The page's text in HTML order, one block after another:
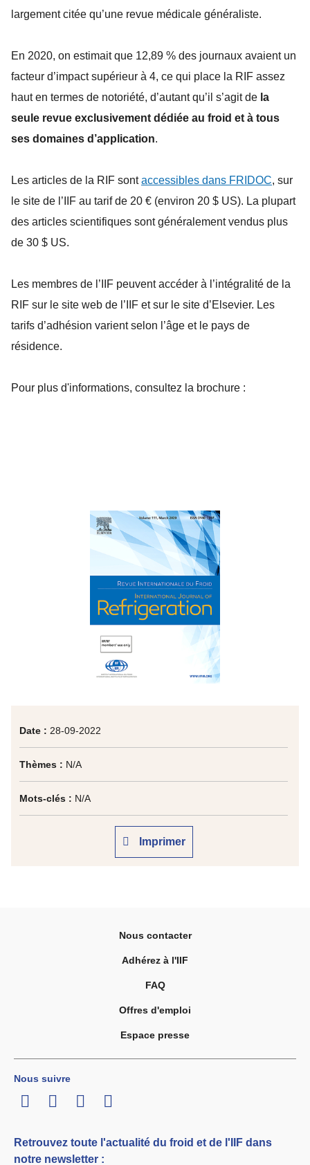
Date : 28-09-2022
Thèmes : N/A
Mots-clés : N/A
Imprimer
largement citée qu’une revue médicale généraliste.
En 2020, on estimait que 12,89 % des journaux avaient un
facteur d’impact supérieur à 4, ce qui place la RIF assez
haut en termes de notoriété, d’autant qu’il s’agit de la
seule revue exclusivement dédiée au froid et à tous
ses domaines d’application.
Les articles de la RIF sontaccessibles dans FRIDOC, sur
le site de l’IIF au tarif de 20 € (environ 20 $ US). La plupart
des articles scientifiques sont généralement vendus plus
de 30 $ US.
Les membres de l’IIF peuvent accéder à l’intégralité de la
RIF sur le site web de l’IIF et sur le site d’Elsevier. Les
tarifs d’adhésion varient selon l’âge et le pays de
résidence.
Pour plus d'informations, consultez la brochure :
Nous contacter
Adhérez à l'IIF
FAQ
Offres d'emploi
Espace presse
Nous suivre
LinkedInTwitterFacebook
Youtube
Retrouvez toute l'actualité du froid et de l'IIF dans
notre newsletter :